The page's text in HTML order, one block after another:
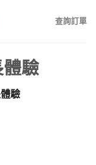
查詢訂單
驗
驗